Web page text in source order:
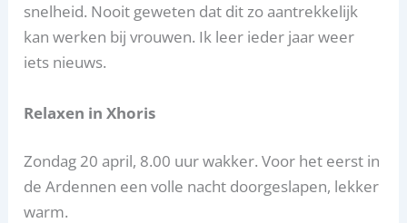
snelheid. Nooit geweten dat dit zo aantrekkelijk
kan werken bij vrouwen. Ik leer ieder jaar weer
iets nieuws.
Relaxen in Xhoris
Zondag 20 april, 8.00 uur wakker. Voor het eerst in
de Ardennen een volle nacht doorgeslapen, lekker
warm.